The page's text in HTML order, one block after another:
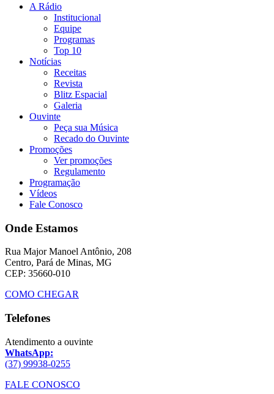
A Rádio
Institucional
Equipe
Programas
Top 10
Notícias
Receitas
Revista
Blitz Espacial
Galeria
Ouvinte
Peça sua Música
Recado do Ouvinte
Promoções
Ver promoções
Regulamento
Programação
Vídeos
Fale Conosco
Onde Estamos
Rua Major Manoel Antônio, 208
Centro, Pará de Minas, MG
CEP: 35660-010
COMO CHEGAR
Telefones
Atendimento a ouvinte
WhatsApp:
(37) 99938-0255
FALE CONOSCO